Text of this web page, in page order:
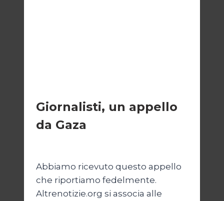
Giornalisti, un appello
da Gaza
Abbiamo ricevuto questo appello
che riportiamo fedelmente.
Altrenotizie.org si associa alle